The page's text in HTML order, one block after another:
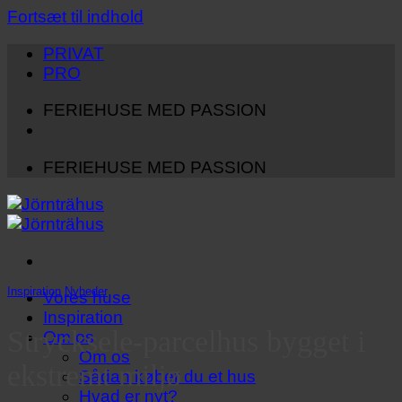
Fortsæt til indhold
PRIVAT
PRO
FERIEHUSE MED PASSION
FERIEHUSE MED PASSION
Vores huse
Inspiration
Om os
Om os
Sådan køber du et hus
Hvad er nyt?
Inspiration Nyheder
Strycksele-parcelhus bygget i
ekstremt miljø